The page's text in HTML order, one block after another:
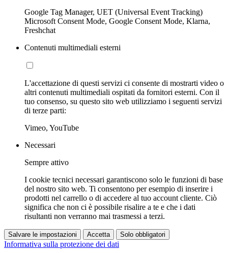
Google Tag Manager, UET (Universal Event Tracking)
Microsoft Consent Mode, Google Consent Mode, Klarna,
Freshchat
Contenuti multimediali esterni
L'accettazione di questi servizi ci consente di mostrarti video o
altri contenuti multimediali ospitati da fornitori esterni. Con il
tuo consenso, su questo sito web utilizziamo i seguenti servizi
di terze parti:
Vimeo, YouTube
Necessari
Sempre attivo
I cookie tecnici necessari garantiscono solo le funzioni di base
del nostro sito web. Ti consentono per esempio di inserire i
prodotti nel carrello o di accedere al tuo account cliente. Ciò
significa che non ci è possibile risalire a te e che i dati
risultanti non verranno mai trasmessi a terzi.
Salvare le impostazioni Accetta Solo obbligatori
Informativa sulla protezione dei dati